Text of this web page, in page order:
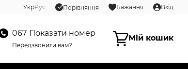
УкрРус Порівняння Бажання Вхід
067 Показати номер
Передзвонити вам?
Мій кошик